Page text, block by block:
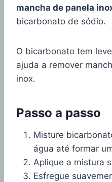
mancha de panela
bicarbonato de sódio.
O bicarbonato tem
ajuda a remover
inox.
Passo a passo
Misture
água até formar
Aplique a mistura
Esfregue